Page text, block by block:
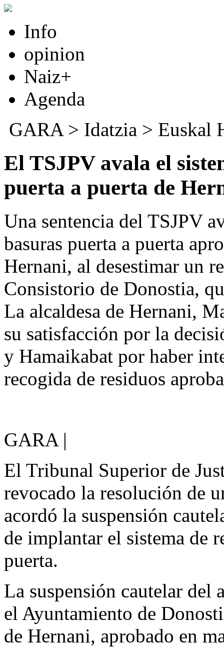
Info
opinion
Naiz+
Agenda
GARA> Idatzia > Euskal
El TSJPV avala el
puerta a puerta de
Una sentencia del TSJPV
basuras puerta a puerta
Hernani, al desestimar un
Consistorio de Donostia,
La alcaldesa de Hernani,
su satisfacción por la
y Hamaikabat por haber
recogida de residuos
GARA |
El Tribunal Superior de
revocado la resolución de
acordó la suspensión
de implantar el sistema de
puerta.
La suspensión cautelar del
el Ayuntamiento de
de Hernani, aprobado en